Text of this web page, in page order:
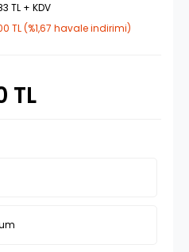
TL + KDV
TL (%1,67 havale indirimi)
TL